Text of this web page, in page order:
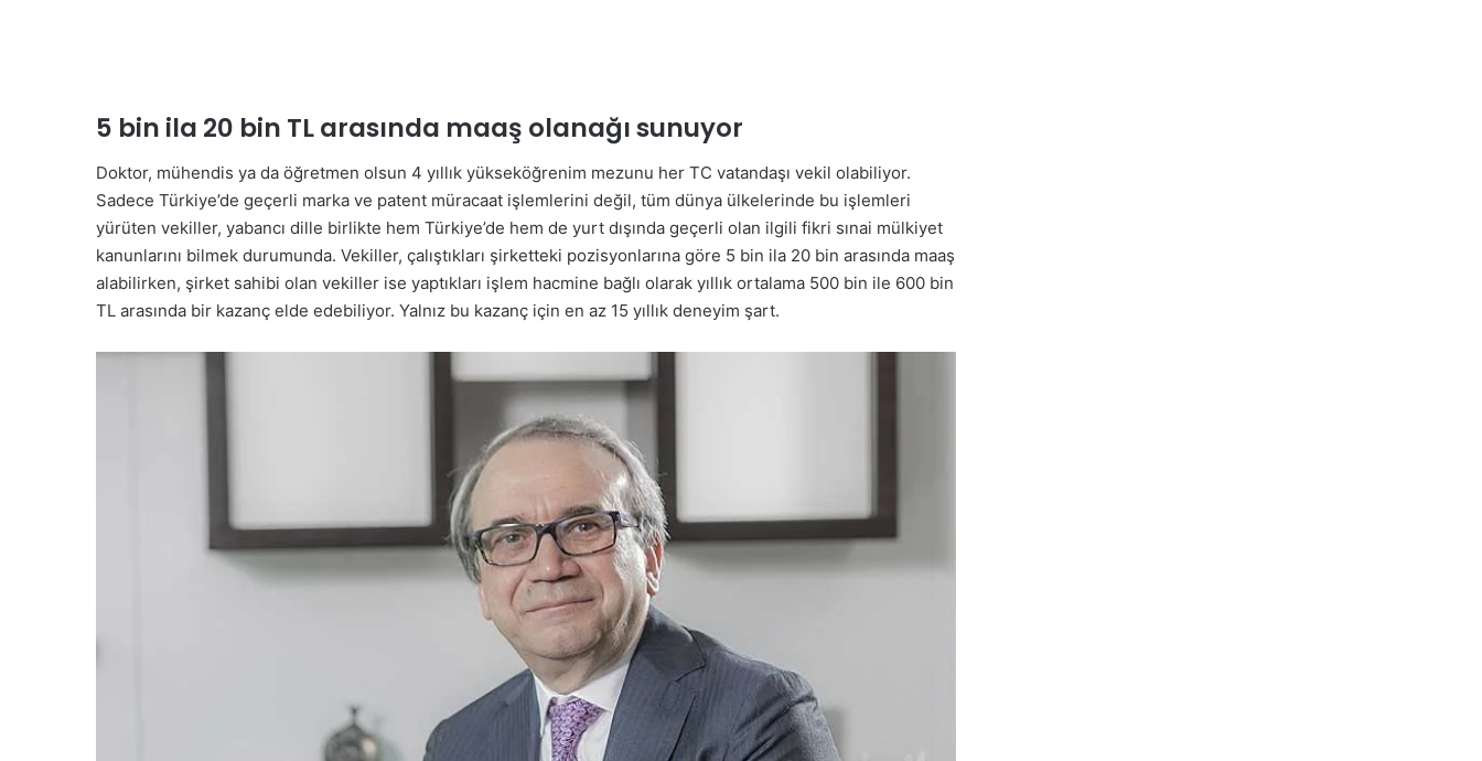
5 bin ila 20 bin TL arasında maaş olanağı sunuyor
Doktor, mühendis ya da öğretmen olsun 4 yıllık yükseköğrenim mezunu her TC vatandaşı vekil olabiliyor.
Sadece Türkiye’de geçerli marka ve patent müracaat işlemlerini değil, tüm dünya ülkelerinde bu işlemleri
yürüten vekiller, yabancı dille birlikte hem Türkiye’de hem de yurt dışında geçerli olan ilgili fikri sınai mülkiyet
kanunlarını bilmek durumunda. Vekiller, çalıştıkları şirketteki pozisyonlarına göre 5 bin ila 20 bin arasında maaş
alabilirken, şirket sahibi olan vekiller ise yaptıkları işlem hacmine bağlı olarak yıllık ortalama 500 bin ile 600 bin
TL arasında bir kazanç elde edebiliyor. Yalnız bu kazanç için en az 15 yıllık deneyim şart.